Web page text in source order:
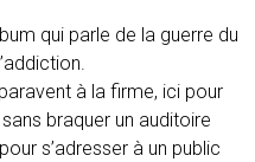
qui parle de la guerre du
à la firme, ici pour
braquer un auditoire
s’adresser à un public